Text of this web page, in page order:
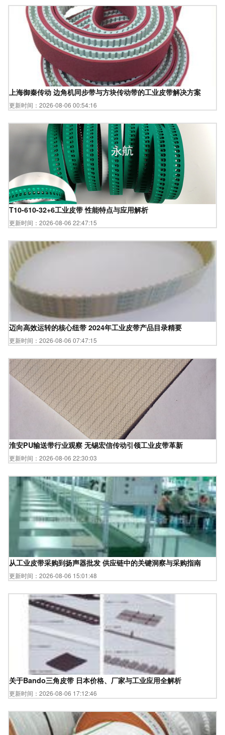
上海御秦传动 边角机同步带与方块传动带的工业皮带解决方案
更新时间：2026-08-06 00:54:16
T10-610-32+6工业皮带 性能特点与应用解析
更新时间：2026-08-06 22:47:15
迈向高效运转的核心纽带 2024年工业皮带产品目录精要
更新时间：2026-08-06 07:47:15
淮安PU输送带行业观察 无锡宏信传动引领工业皮带革新
更新时间：2026-08-06 22:30:03
从工业皮带采购到扬声器批发 供应链中的关键洞察与采购指南
更新时间：2026-08-06 15:01:48
关于Bando三角皮带 日本价格、厂家与工业应用全解析
更新时间：2026-08-06 17:12:46